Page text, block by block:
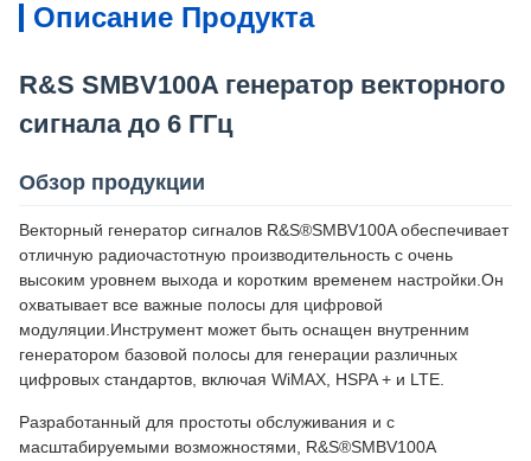
Описание Продукта
R&S SMBV100A генератор векторного
сигнала до 6 ГГц
Обзор продукции
Векторный генератор сигналов R&S®SMBV100A обеспечивает
отличную радиочастотную производительность с очень
высоким уровнем выхода и коротким временем настройки.Он
охватывает все важные полосы для цифровой
модуляции.Инструмент может быть оснащен внутренним
генератором базовой полосы для генерации различных
цифровых стандартов, включая WiMAX, HSPA + и LTE.
Разработанный для простоты обслуживания и с
масштабируемыми возможностями, R&S®SMBV100A